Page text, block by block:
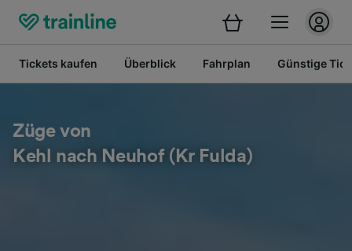
Tickets kaufen Überblick Fahrplan Günstige
Züge von
Kehl nach Neuhof (Kr Fulda)